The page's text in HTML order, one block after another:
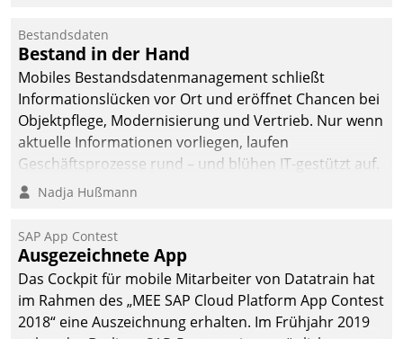
Bestandsdaten
Bestand in der Hand
Mobiles Bestandsdatenmanagement schließt
Informationslücken vor Ort und eröffnet Chancen bei
Objektpflege, Modernisierung und Vertrieb. Nur wenn
aktuelle Informationen vorliegen, laufen
Geschäftsprozesse rund – und blühen IT-gestützt auf.
Nadja Hußmann
SAP App Contest
Ausgezeichnete App
Das Cockpit für mobile Mitarbeiter von Datatrain hat
im Rahmen des „MEE SAP Cloud Platform App Contest
2018“ eine Auszeichnung erhalten. Im Frühjahr 2019